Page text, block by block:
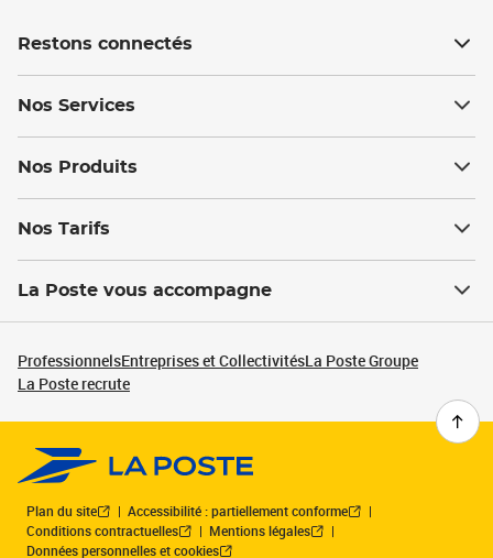
Restons connectés
Nos Services
Nos Produits
Nos Tarifs
La Poste vous accompagne
ProfessionnelsEntreprises et CollectivitésLa Poste Groupe
La Poste recrute
Plan du site
Accessibilité : partiellement conforme
Conditions contractuelles
Mentions légales
Données personnelles et cookies